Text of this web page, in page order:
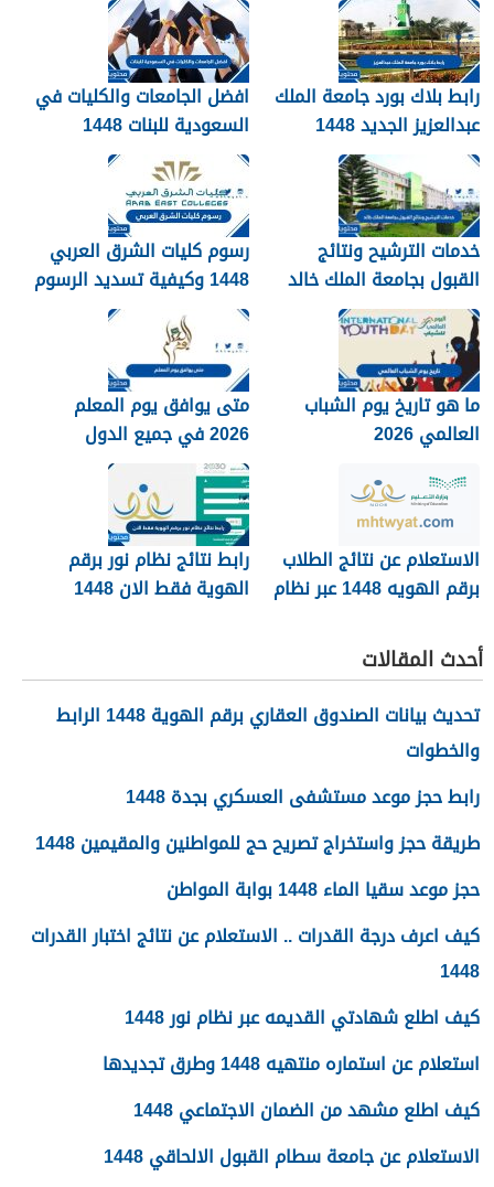
رابط بلاك بورد جامعة الملك
عبدالعزيز الجديد 1448
blackboard kau
افضل الجامعات والكليات في
السعودية للبنات 1448
خدمات الترشيح ونتائج
القبول بجامعة الملك خالد
1448
رسوم كليات الشرق العربي
1448 وكيفية تسديد الرسوم
ما هو تاريخ يوم الشباب
العالمي 2026
متى يوافق يوم المعلم
2026 في جميع الدول
العربية
الاستعلام عن نتائج الطلاب
برقم الهويه 1448 عبر نظام
رابط نتائج نظام نور برقم
الهوية فقط الان 1448
أحدث المقالات
تحديث بيانات الصندوق العقاري برقم الهوية 1448 الرابط
والخطوات
رابط حجز موعد مستشفى العسكري بجدة 1448
طريقة حجز واستخراج تصريح حج للمواطنين والمقيمين 1448
حجز موعد سقيا الماء 1448 بوابة المواطن
كيف اعرف درجة القدرات .. الاستعلام عن نتائج اختبار القدرات
1448
كيف اطلع شهادتي القديمه عبر نظام نور 1448
استعلام عن استماره منتهيه 1448 وطرق تجديدها
كيف اطلع مشهد من الضمان الاجتماعي 1448
الاستعلام عن جامعة سطام القبول الالحاقي 1448